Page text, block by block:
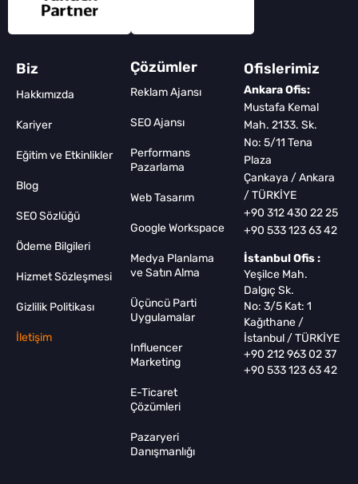
Biz
Hakkımızda
Kariyer
Eğitim ve Etkinlikler
Blog
SEO Sözlüğü
Ödeme Bilgileri
Hizmet Sözleşmesi
Gizlilik Politikası
İletişim
Çözümler
Reklam Ajansı
SEO Ajansı
Performans
Pazarlama
Web Tasarım
Google Workspace
Medya Planlama
ve Satın Alma
Üçüncü Parti
Uygulamalar
Influencer
Marketing
E-Ticaret
Çözümleri
Pazaryeri
Danışmanlığı
Ofislerimiz
Ankara Ofis:
Mustafa Kemal
Mah. 2133. Sk.
No: 5/11 Tena
Plaza
Çankaya / Ankara
/ TÜRKİYE
+90 312 430 22 25
+90 533 123 63 42
İstanbul Ofis :
Yeşilce Mah.
Dalgıç Sk.
No: 3/5 Kat: 1
Kağıthane /
İstanbul / TÜRKİYE
+90 212 963 02 37
+90 533 123 63 42